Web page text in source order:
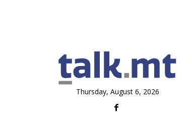
Thursday, August 6, 2026